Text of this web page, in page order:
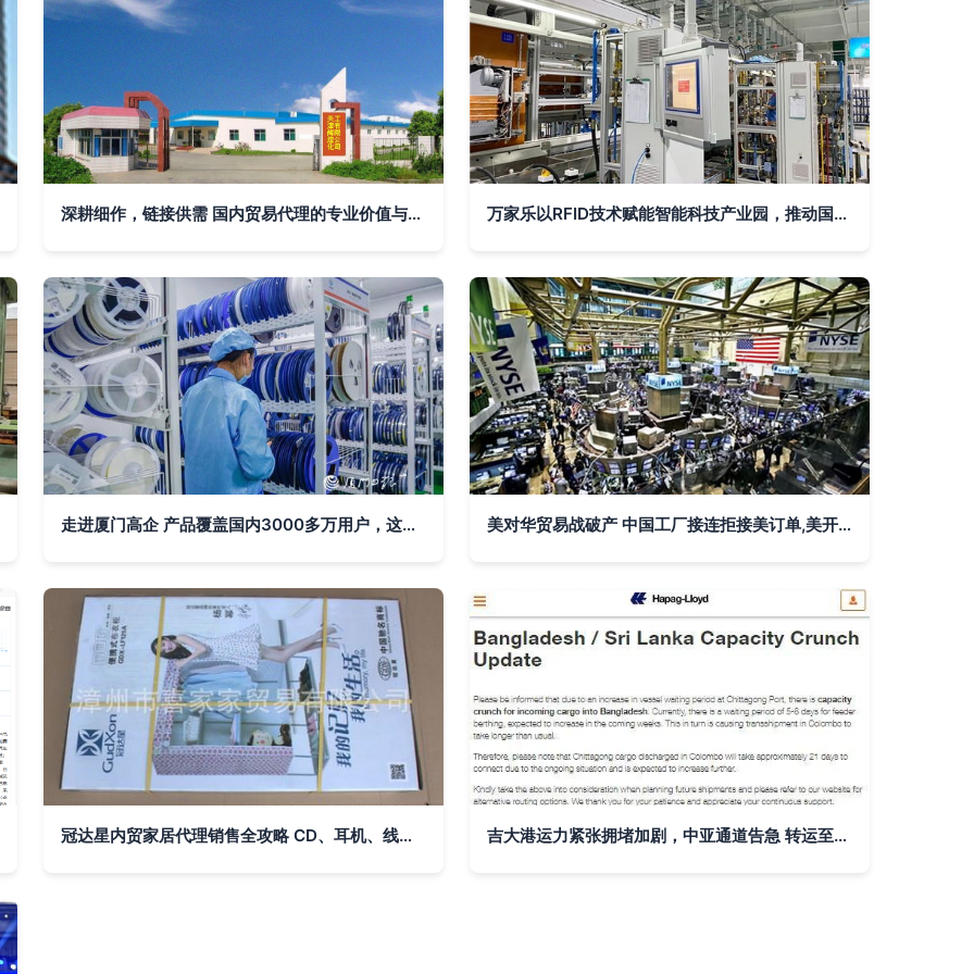
深耕细作，链接供需 国内贸易代理的专业价值与实践路径 万家乐以RFID技术赋能智能科技产业园，推动国内贸易代理创新升级
走进厦门高企 产品覆盖国内3000多万用户，这家公司是行业领头羊——深耕国内贸易代理的独角兽 美对华贸易战破产 中国工厂接连拒接美订单,美开始慌了
冠达星内贸家居代理销售全攻略 CD、耳机、线材、书籍、杂志与简易组合衣柜的促销组合策略 吉大港运力紧张拥堵加剧，中亚通道告急 转运至科伦坡需21天，替代航线成出口商的未雨绸缪之道